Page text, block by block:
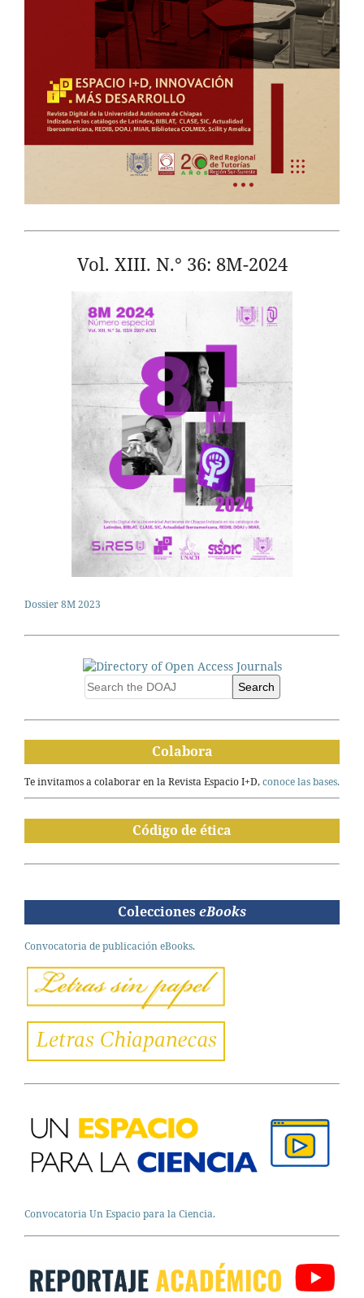
Vol. XIII. N.° 36: 8M-2024
Dossier 8M 2023
Search
Colabora
Te invitamos a colaborar en la Revista Espacio I+D,conoce las bases.
Código de ética
Colecciones eBooks
Convocatoria de publicación eBooks.
Convocatoria Un Espacio para la Ciencia.